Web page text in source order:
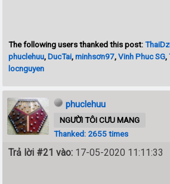
The following users thanked this post:
phuclehuu,DucTai,minhsơn97,Vinh Phuc SG,
locnguyen
phuclehuu
NGƯỜI TÔI CƯU MANG
Thanked: 2655 times
Trả lời #21 vào: 17-05-2020 11:11:33